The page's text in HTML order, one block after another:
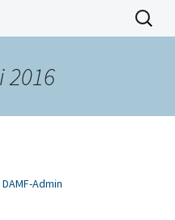
Flucht DresdenSuchen
nach:
2016
DAMF-Admin